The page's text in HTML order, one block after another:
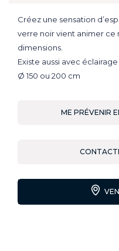
Créez une sensation
verre noir vient animer ce
dimensions.
Existe aussi avec éclairage
Ø 150 ou 200 cm
ME PRÉVENIR